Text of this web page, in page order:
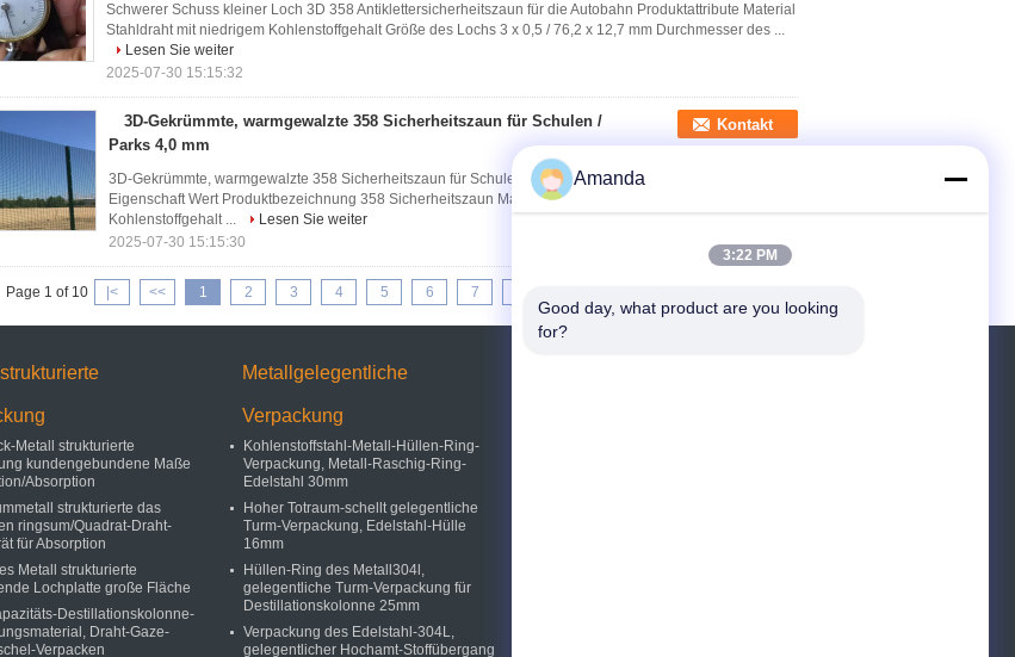
Schwerer Schuss kleiner Loch 3D 358 Antiklettersicherheitszaun für die Autobahn Produktattribute Material
Stahldraht mit niedrigem Kohlenstoffgehalt Größe des Lochs 3 x 0,5 / 76,2 x 12,7 mm Durchmesser des ...
Lesen Sie weiter
2025-07-30 15:15:32
3D-Gekrümmte, warmgewalzte 358 Sicherheitszaun für Schulen /
Parks 4,0 mm
Kontakt
3D-Gekrümmte, warmgewalzte 358 Sicherheitszaun für Schulen / Parks 4,0 mm Produktspezifikationen
Eigenschaft Wert Produktbezeichnung 358 Sicherheitszaun Material Stahldraht mit niedrigem
Kohlenstoffgehalt ...
Lesen Sie weiter
2025-07-30 15:15:30
Page 1 of 10 |< << 1 2 3 4 5 6 7
Metall strukturierte
kundengebundene Maße
Absorption
strukturierte das
ringsum/Quadrat-Draht-
für Absorption
Metall strukturierte
Lochplatte große Fläche
Destillationskolonne-
Draht-Gaze-
Verpacken
Metallgelegentliche
Verpackung
Kohlenstoffstahl-Metall-Hüllen-Ring-
Verpackung, Metall-Raschig-Ring-
Edelstahl 30mm
Hoher Totraum-schellt gelegentliche
Turm-Verpackung, Edelstahl-Hülle
16mm
Hüllen-Ring des Metall304l,
gelegentliche Turm-Verpackung für
Destillationskolonne 25mm
Verpackung des Edelstahl-304L,
gelegentlicher Hochamt-Stoffübergang
Amanda
3:22 PM
Good day, what product are you looking
for?